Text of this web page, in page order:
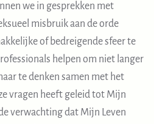
we in gesprekken met
misbruik aan de orde
of bedreigende sfeer te
helpen om niet langer
te denken samen met het
vragen heeft geleid tot Mijn
verwachting dat Mijn Leven